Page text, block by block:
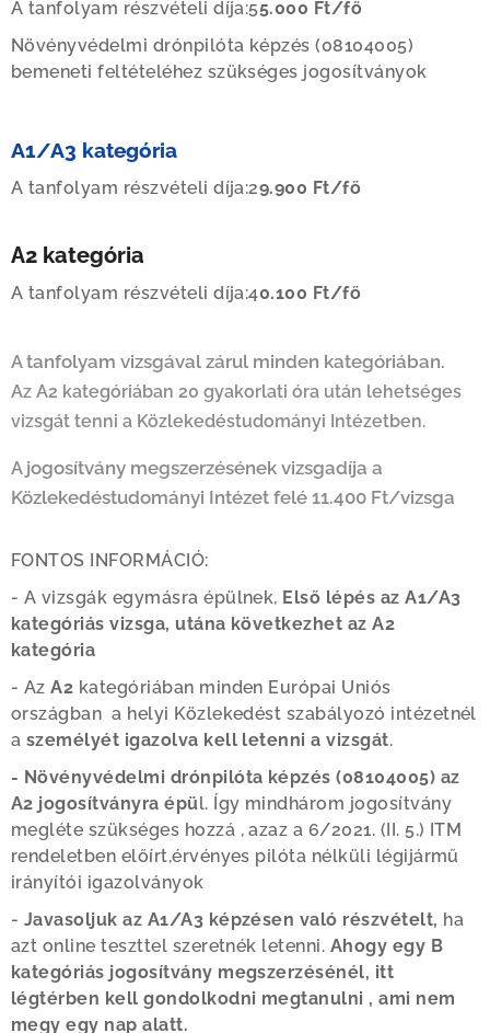
A tanfolyam részvételi díja:55.000 Ft/fő
Növényvédelmi drónpilóta képzés (08104005)
bemeneti feltételéhez szükséges jogosítványok
A1/A3 kategória
A tanfolyam részvételi díja:29.900 Ft/fő
A2 kategória
A tanfolyam részvételi díja:40.100 Ft/fő
A tanfolyam vizsgával zárul minden kategóriában.
Az A2 kategóriában 20 gyakorlati óra után lehetséges
vizsgát tenni a Közlekedéstudományi Intézetben.
A jogosítvány megszerzésének vizsgadíja a
Közlekedéstudományi Intézet felé 11.400 Ft/vizsga
FONTOS INFORMÁCIÓ:
- A vizsgák egymásra épülnek, Első lépés az A1/A3
kategóriás vizsga, utána következhet az A2
kategória
- AzA2 kategóriában minden Európai Uniós
országban a helyi Közlekedést szabályozó intézetnél
a személyét igazolva kell letenni a vizsgát.
- Növényvédelmi drónpilóta képzés (08104005) az
A2 jogosítványra épül. Így mindhárom jogosítvány
megléte szükséges hozzá , azaz a 6/2021. (II. 5.) ITM
rendeletben előírt,érvényes pilóta nélküli légijármű
irányítói igazolványok
- Javasoljuk az A1/A3 képzésen való részvételt, ha
azt online teszttel szeretnék letenni. Ahogy egy B
kategóriás jogosítvány megszerzésénél, itt
légtérben kell gondolkodni megtanulni , ami nem
megy egy nap alatt.